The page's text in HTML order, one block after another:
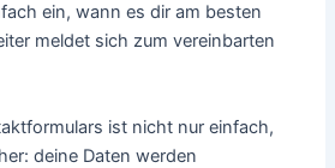
ein, wann es dir am besten
meldet sich zum vereinbarten
ist nicht nur einfach,
deine Daten werden